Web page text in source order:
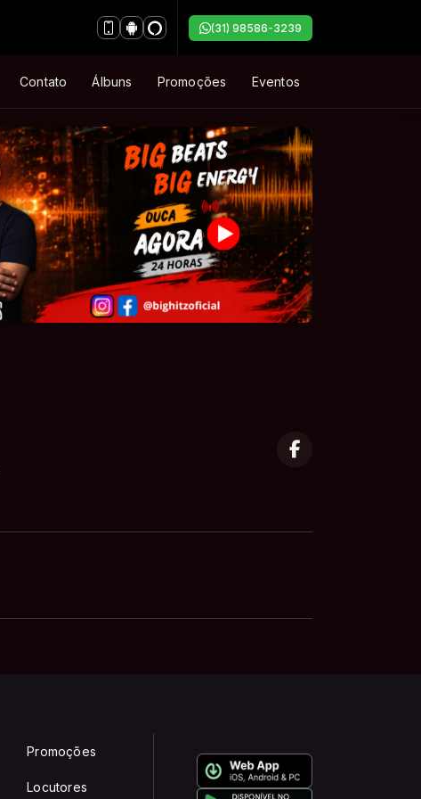
(31) 98586-3239
Contato Álbuns Promoções Eventos
Promoções
Locutores